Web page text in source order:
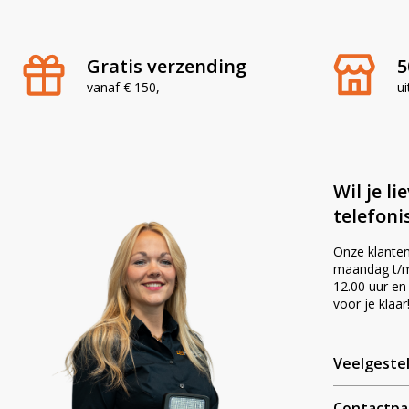
Gratis verzending
vanaf € 150,-
Wil je
Onze
maandag t/
12.00 uur
voor je klaar!